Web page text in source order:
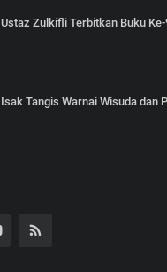
Ustaz Zulkifli Terbitkan Buku
Isak Tangis Warnai Wisuda dan